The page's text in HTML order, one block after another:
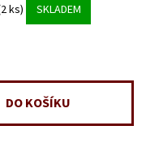
ks) SKLADEM